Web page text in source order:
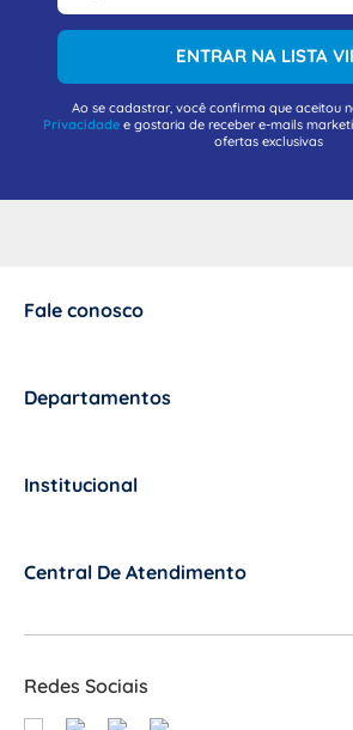
ENTRAR NA LISTA
Ao se cadastrar, você confirma que aceitou
Privacidadee gostaria de receber e-mails
ofertas exclusivas
Fale conosco
Departamentos
Institucional
Central De Atendimento
Redes Sociais